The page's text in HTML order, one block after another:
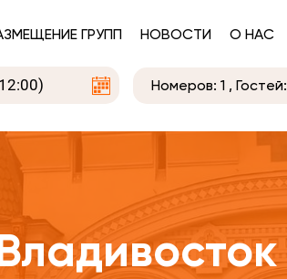
ГРУПП НОВОСТИ О НАС
Номеров: 1 , Гостей: